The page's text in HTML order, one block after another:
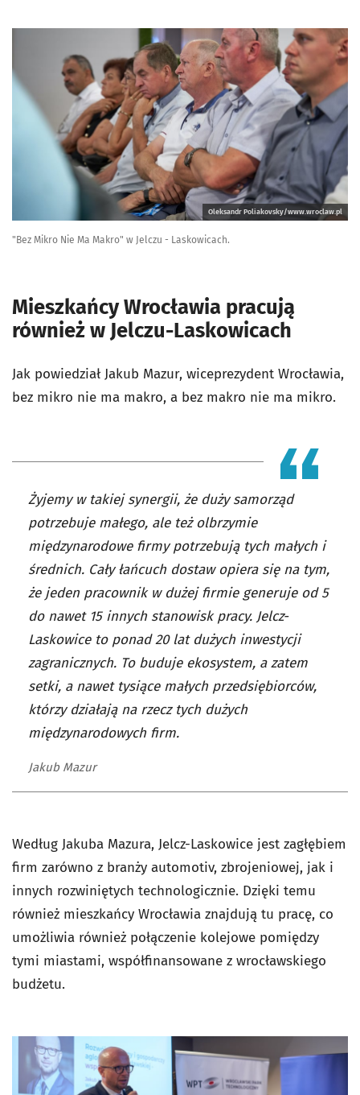
Oleksandr Poliakovsky/www.wroclaw.pl
"Bez Mikro Nie Ma Makro" w Jelczu - Laskowicach.
Mieszkańcy Wrocławia pracują
również w Jelczu-Laskowicach
Jak powiedział Jakub Mazur, wiceprezydent Wrocławia,
bez mikro nie ma makro, a bez makro nie ma mikro.
Żyjemy w takiej synergii, że duży samorząd
potrzebuje małego, ale też olbrzymie
międzynarodowe firmy potrzebują tych małych i
średnich. Cały łańcuch dostaw opiera się na tym,
że jeden pracownik w dużej firmie generuje od 5
do nawet 15 innych stanowisk pracy. Jelcz-
Laskowice to ponad 20 lat dużych inwestycji
zagranicznych. To buduje ekosystem, a zatem
setki, a nawet tysiące małych przedsiębiorców,
którzy działają na rzecz tych dużych
międzynarodowych firm.
Jakub Mazur
Według Jakuba Mazura, Jelcz-Laskowice jest zagłębiem
firm zarówno z branży automotiv, zbrojeniowej, jak i
innych rozwiniętych technologicznie. Dzięki temu
również mieszkańcy Wrocławia znajdują tu pracę, co
umożliwia również połączenie kolejowe pomiędzy
tymi miastami, współfinansowane z wrocławskiego
budżetu.